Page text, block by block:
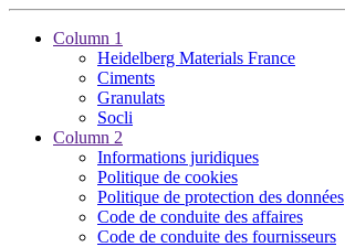
Column 1
Heidelberg Materials France
Ciments
Granulats
Socli
Column 2
Informations juridiques
Politique de cookies
Politique de protection des données
Code de conduite des affaires
Code de conduite des fournisseurs